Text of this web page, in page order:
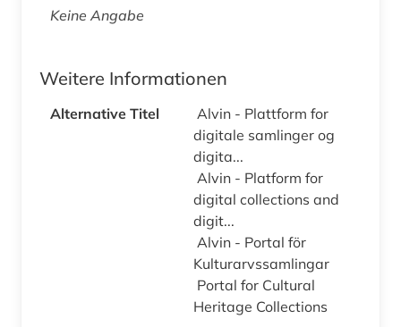
Keine Angabe
Weitere Informationen
Alternative Titel
Alvin - Plattform for
digitale samlinger og
digita...
Alvin - Platform for
digital collections and
digit...
Alvin - Portal för
Kulturarvssamlingar
Portal for Cultural
Heritage Collections